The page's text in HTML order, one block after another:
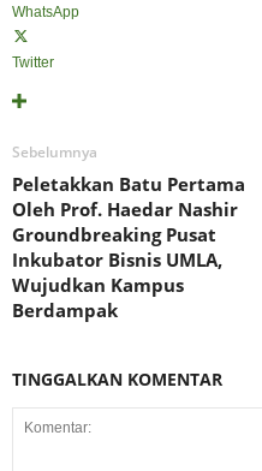
WhatsApp
Twitter
Sebelumnya
Peletakkan Batu Pertama
Oleh Prof. Haedar Nashir
Groundbreaking Pusat
Inkubator Bisnis UMLA,
Wujudkan Kampus
Berdampak
TINGGALKAN KOMENTAR